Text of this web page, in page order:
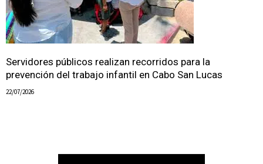
Servidores públicos realizan recorridos para la
prevención del trabajo infantil en Cabo San Lucas
22/07/2026